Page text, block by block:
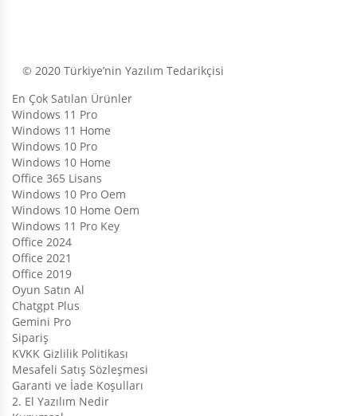
© 2020 Türkiye’nin Yazılım Tedarikçisi
En Çok Satılan Ürünler
Windows 11 Pro
Windows 11 Home
Windows 10 Pro
Windows 10 Home
Office 365 Lisans
Windows 10 Pro Oem
Windows 10 Home Oem
Windows 11 Pro Key
Office 2024
Office 2021
Office 2019
Oyun Satın Al
Chatgpt Plus
Gemini Pro
Sipariş
KVKK Gizlilik Politikası
Mesafeli Satış Sözleşmesi
Garanti ve İade Koşulları
2. El Yazılım Nedir